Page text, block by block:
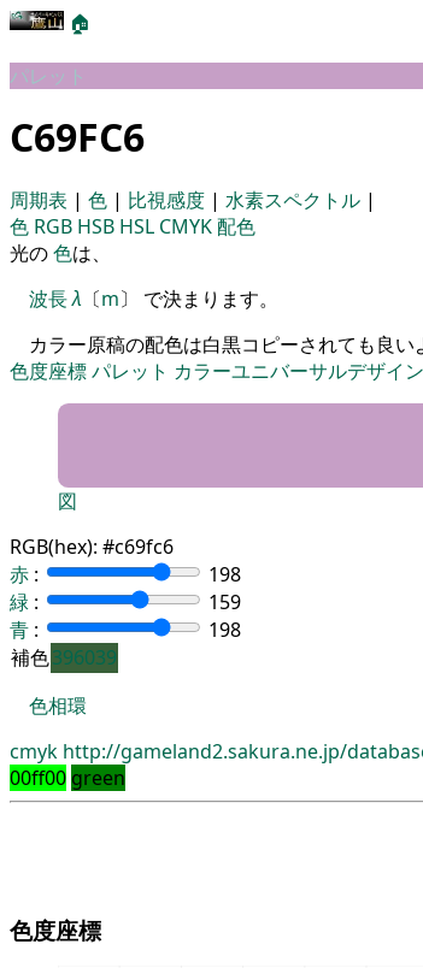
🏠
パレット
C69FC6
周期表 | 色 | 比視感度 | 水素スペクトル |
色 RGB HSB HSL CMYK配色
光の色は、
波長λ 〔m〕 で決まります。
カラー原稿の配色は白黒コピーされても良い
色度座標パレット カラーユニバーサルデザイン
図
RGB(hex): #c69fc6
赤 :
198
緑 :
159
青 :
198
補色396039
色相環
cmyk http://gameland2.sakura.ne.jp/
00ff00 green
色度座標